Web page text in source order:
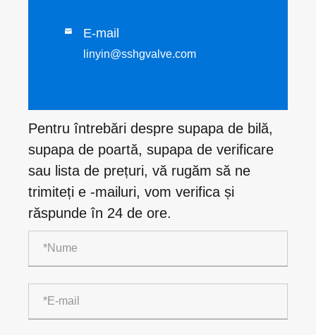
 E-mail
linyin@sshgvalve.com
Pentru întrebări despre supapa de bilă,
supapa de poartă, supapa de verificare
sau lista de prețuri, vă rugăm să ne
trimiteți e -mailuri, vom verifica și
răspunde în 24 de ore.